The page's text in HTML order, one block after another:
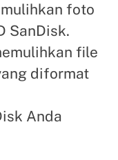
foto
SanDisk.
file
diformat
Anda